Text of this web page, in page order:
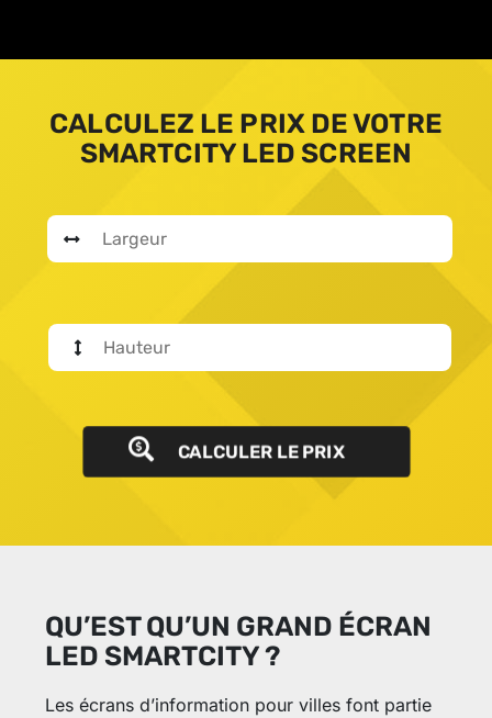
CALCULEZ LE PRIX DE VOTRE
SMARTCITY LED SCREEN
CALCULER LE PRIX
QU’EST QU’UN GRAND ÉCRAN
LED SMARTCITY ?
Les écrans d’information pour villes font partie